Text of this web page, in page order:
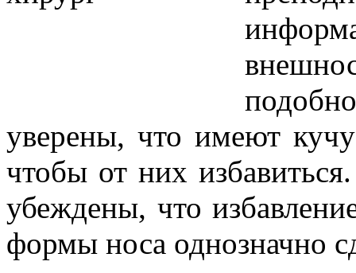
уверены, что имеют
чтобы от них
убеждены, что
формы носа однозначно